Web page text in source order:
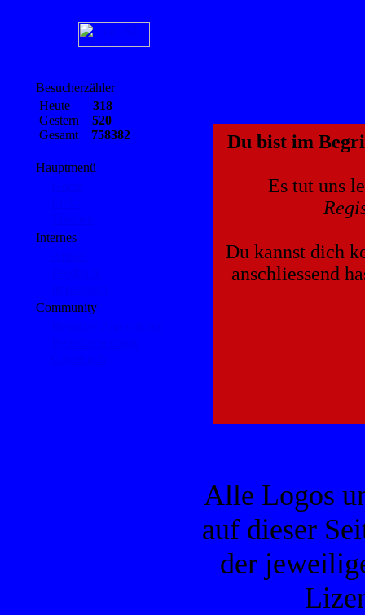
Besucherzähler
Heute 318
Gestern 520
Gesamt 758382
Hauptmenü
Internes
Community
Du bist im
Es tut uns
Du kannst dich
anschliessend
Alle Logos
auf dieser
der